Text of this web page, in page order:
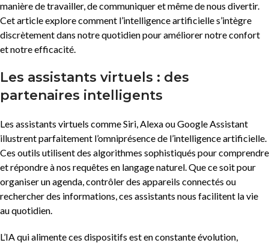
manière de travailler, de communiquer et même de nous divertir.
Cet article explore comment l’intelligence artificielle s’intègre
discrètement dans notre quotidien pour améliorer notre confort
et notre efficacité.
Les assistants virtuels : des
partenaires intelligents
Les assistants virtuels comme Siri, Alexa ou Google Assistant
illustrent parfaitement l’omniprésence de l’intelligence artificielle.
Ces outils utilisent des algorithmes sophistiqués pour comprendre
et répondre à nos requêtes en langage naturel. Que ce soit pour
organiser un agenda, contrôler des appareils connectés ou
rechercher des informations, ces assistants nous facilitent la vie
au quotidien.
L’IA qui alimente ces dispositifs est en constante évolution,